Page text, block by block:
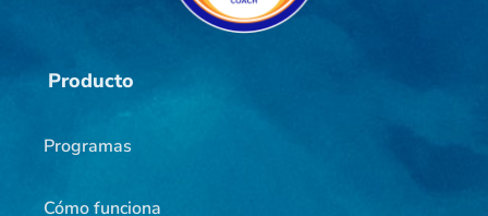
Producto
Programas
Cómo funciona